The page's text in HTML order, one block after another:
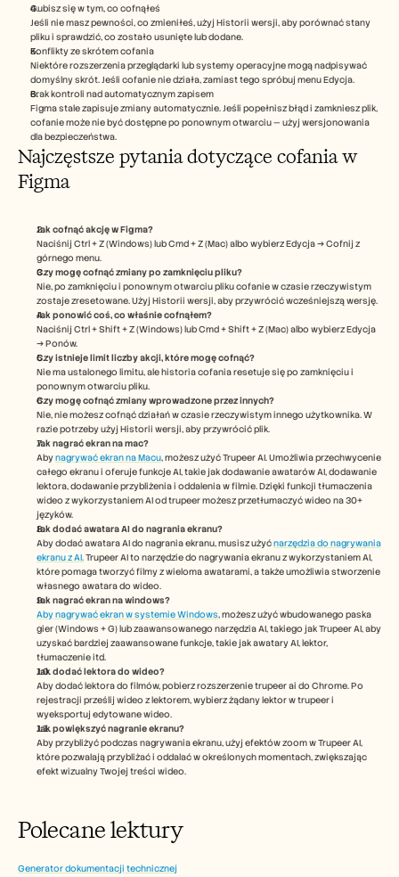
Gubisz się w tym, co cofnąłeś
Jeśli nie masz pewności, co zmieniłeś, użyj Historii wersji, aby porównać stany
pliku i sprawdzić, co zostało usunięte lub dodane.
Konflikty ze skrótem cofania
Niektóre rozszerzenia przeglądarki lub systemy operacyjne mogą nadpisywać
domyślny skrót. Jeśli cofanie nie działa, zamiast tego spróbuj menu Edycja.
Brak kontroli nad automatycznym zapisem
Figma stale zapisuje zmiany automatycznie. Jeśli popełnisz błąd i zamkniesz plik,
cofanie może nie być dostępne po ponownym otwarciu — użyj wersjonowania
dla bezpieczeństwa.
Najczęstsze pytania dotyczące cofania w
Figma
Jak cofnąć akcję w Figma?
Naciśnij Ctrl + Z (Windows) lub Cmd + Z (Mac) albo wybierz Edycja → Cofnij z
górnego menu.
Czy mogę cofnąć zmiany po zamknięciu pliku?
Nie, po zamknięciu i ponownym otwarciu pliku cofanie w czasie rzeczywistym
zostaje zresetowane. Użyj Historii wersji, aby przywrócić wcześniejszą wersję.
Jak ponowić coś, co właśnie cofnąłem?
Naciśnij Ctrl + Shift + Z (Windows) lub Cmd + Shift + Z (Mac) albo wybierz Edycja
→ Ponów.
Czy istnieje limit liczby akcji, które mogę cofnąć?
Nie ma ustalonego limitu, ale historia cofania resetuje się po zamknięciu i
ponownym otwarciu pliku.
Czy mogę cofnąć zmiany wprowadzone przez innych?
Nie, nie możesz cofnąć działań w czasie rzeczywistym innego użytkownika. W
razie potrzeby użyj Historii wersji, aby przywrócić plik.
Jak nagrać ekran na mac?
Aby nagrywać ekran na Macu, możesz użyć Trupeer AI. Umożliwia przechwycenie
całego ekranu i oferuje funkcje AI, takie jak dodawanie awatarów AI, dodawanie
lektora, dodawanie przybliżenia i oddalenia w filmie. Dzięki funkcji tłumaczenia
wideo z wykorzystaniem AI od trupeer możesz przetłumaczyć wideo na 30+
języków.
Jak dodać awatara AI do nagrania ekranu?
Aby dodać awatara AI do nagrania ekranu, musisz użyć narzędzia do nagrywania
ekranu z AI. Trupeer AI to narzędzie do nagrywania ekranu z wykorzystaniem AI,
które pomaga tworzyć filmy z wieloma awatarami, a także umożliwia stworzenie
własnego awatara do wideo.
Jak nagrać ekran na windows?
Aby nagrywać ekran w systemie Windows, możesz użyć wbudowanego paska
gier (Windows + G) lub zaawansowanego narzędzia AI, takiego jak Trupeer AI, aby
uzyskać bardziej zaawansowane funkcje, takie jak awatary AI, lektor,
tłumaczenie itd.
Jak dodać lektora do wideo?
Aby dodać lektora do filmów, pobierz rozszerzenie trupeer ai do Chrome. Po
rejestracji prześlij wideo z lektorem, wybierz żądany lektor w trupeer i
wyeksportuj edytowane wideo.
Jak powiększyć nagranie ekranu?
Aby przybliżyć podczas nagrywania ekranu, użyj efektów zoom w Trupeer AI,
które pozwalają przybliżać i oddalać w określonych momentach, zwiększając
efekt wizualny Twojej treści wideo.
Polecane lektury
Generator dokumentacji technicznej